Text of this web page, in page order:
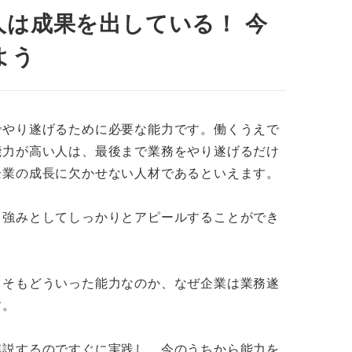
作成には3つのステップが不可欠
かを伝える
成果を出している！ 今
う
り遂げるために必要な能力です。働くうえで
が高い人は、最後まで業務をやり遂げるだけ
の成長に欠かせない人材であるといえます。
みとしてしっかりとアピールすることができ
もどういった能力なのか、なぜ企業は業務遂
するのですぐに実践し、今のうちから能力を